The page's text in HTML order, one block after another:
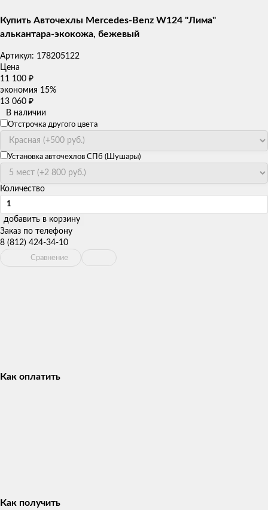
Купить Авточехлы Mercedes-Benz W124 "Лима"
алькантара-экокожа, бежевый
Артикул: 178205122
Цена
11 100 ₽
экономия 15%
13 060 ₽
В наличии
Отстрочка другого цвета
Установка авточехлов СПб (Шушары)
Количество
добавить в корзину
Заказ по телефону
8 (812) 424-34-10
Сравнение
Как оплатить
Как получить